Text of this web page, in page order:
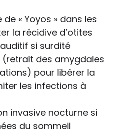
« Yoyos » dans les
la récidive d’otites
si surdité
(retrait des amygdales
pour libérer la
les infections à
invasive nocturne si
du sommeil